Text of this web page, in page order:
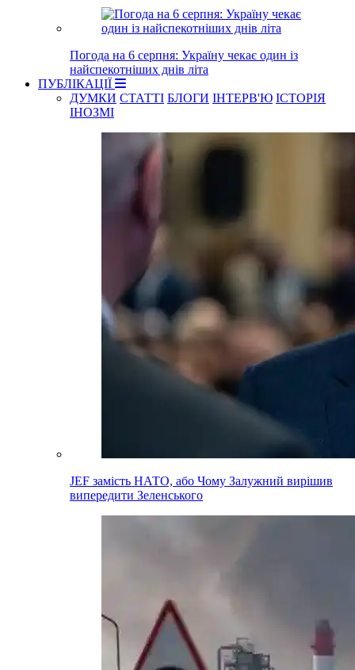
Погода на 6 серпня: Україну чекає один із
найспекотніших днів літа
ПУБЛІКАЦІЇ
ДУМКИ СТАТТІ БЛОГИ ІНТЕРВ'Ю ІСТОРІЯ
ІНОЗМІ
JEF замість НАТО, або Чому Залужний вирішив
випередити Зеленського